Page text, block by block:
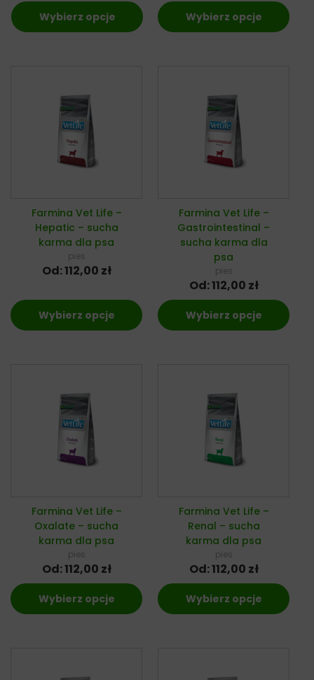
Wybierz opcje Wybierz opcje
Farmina Vet Life –
Hepatic – sucha
karma dla psa
pies
Od:112,00 zł
Wybierz opcje
Farmina Vet Life –
Gastrointestinal –
sucha karma dla
psa
pies
Od:112,00 zł
Wybierz opcje
Farmina Vet Life –
Oxalate – sucha
karma dla psa
pies
Od:112,00 zł
Wybierz opcje
Farmina Vet Life –
Renal – sucha
karma dla psa
pies
Od:112,00 zł
Wybierz opcje